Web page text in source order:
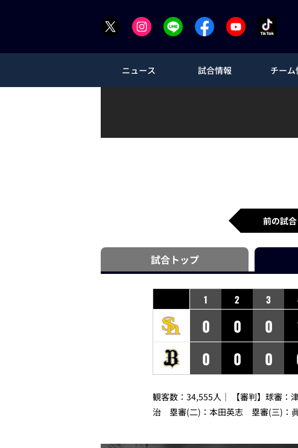
ニュース 試合情報 チーム
前の試合
試合トップ
1 2 3
0 0 0
0
0 0
観客数：34,555人｜ 【審判】球審
治 塁審(二)：本田英志 塁審(三)：